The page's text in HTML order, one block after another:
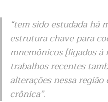
“tem sido estudada há
estrutura chave para
mnemônicos [ligados
trabalhos recentes
alterações nessa
crônica”.